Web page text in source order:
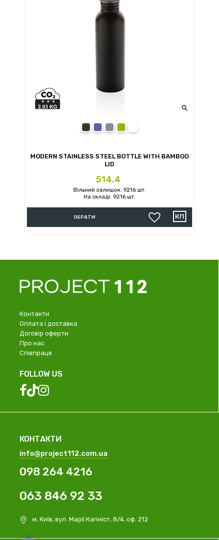

MODERN STAINLESS STEEL BOTTLE WITH BAMBOO
LID
Ціна
514.4
Вільний залишок: 9216 шт.
На складі: 9216 шт.
ОБРАТИ
Контакти
Оплата і доставка
Договір оферти
Про нас
Співпраця
FOLLOW US
КОНТАКТИ
info@project112.com.ua
098 264 4216
063 846 92 33
м. Київ, вул. Марії Капніст, 8/4, оф. 212